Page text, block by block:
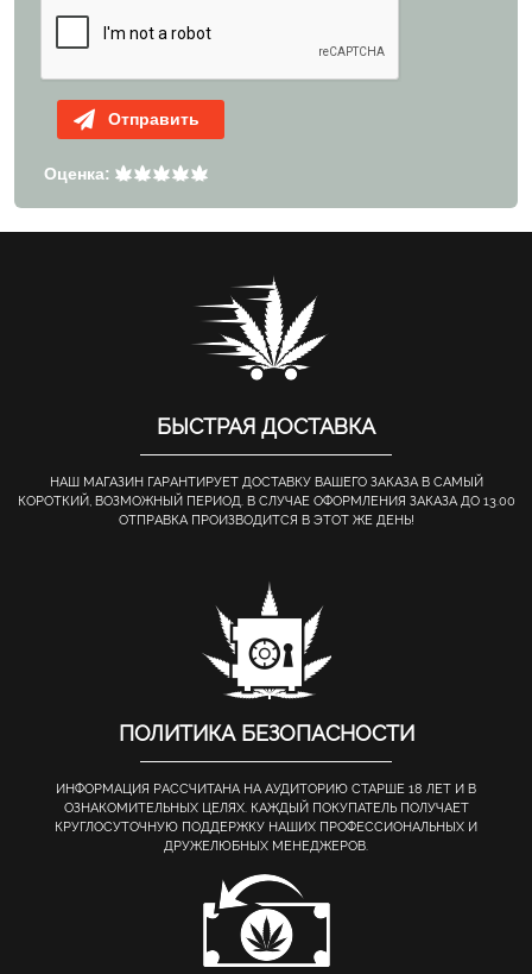
Отправить
Оценка:
БЫСТРАЯ ДОСТАВКА
НАШ МАГАЗИН ГАРАНТИРУЕТ ДОСТАВКУ ВАШЕГО ЗАКАЗА В САМЫЙ
КОРОТКИЙ, ВОЗМОЖНЫЙ ПЕРИОД. В СЛУЧАЕ ОФОРМЛЕНИЯ ЗАКАЗА ДО 13.00
ОТПРАВКА ПРОИЗВОДИТСЯ В ЭТОТ ЖЕ ДЕНЬ!
ПОЛИТИКА БЕЗОПАСНОСТИ
ИНФОРМАЦИЯ РАССЧИТАНА НА АУДИТОРИЮ СТАРШЕ 18 ЛЕТ И В
ОЗНАКОМИТЕЛЬНЫХ ЦЕЛЯХ. КАЖДЫЙ ПОКУПАТЕЛЬ ПОЛУЧАЕТ
КРУГЛОСУТОЧНУЮ ПОДДЕРЖКУ НАШИХ ПРОФЕССИОНАЛЬНЫХ И
ДРУЖЕЛЮБНЫХ МЕНЕДЖЕРОВ.